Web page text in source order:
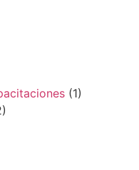
(1)